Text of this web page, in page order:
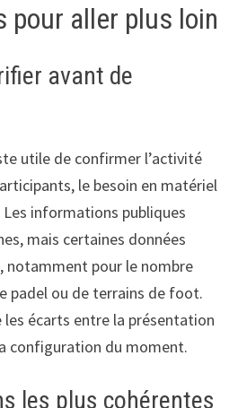
pour aller plus loin
avant de
utile de confirmer l’activité
le besoin en matériel
informations publiques
mais certaines données
notamment pour le nombre
padel ou de terrains de foot.
écarts entre la présentation
configuration du moment.
les plus cohérentes